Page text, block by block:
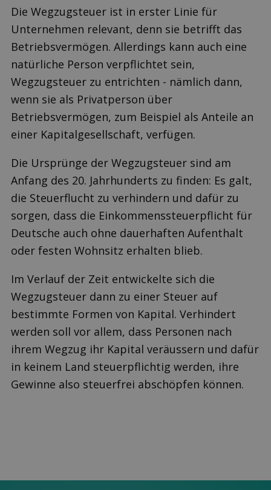
Die Wegzugsteuer ist in erster Linie für
Unternehmen relevant, denn sie betrifft das
Betriebsvermögen. Allerdings kann auch eine
natürliche Person verpflichtet sein,
Wegzugsteuer zu entrichten - nämlich dann,
wenn sie als Privatperson über
Betriebsvermögen, zum Beispiel als Anteile an
einer Kapitalgesellschaft, verfügen.
Die Ursprünge der Wegzugsteuer sind am
Anfang des 20. Jahrhunderts zu finden: Es galt,
die Steuerflucht zu verhindern und dafür zu
sorgen, dass die Einkommenssteuerpflicht für
Deutsche auch ohne dauerhaften Aufenthalt
oder festen Wohnsitz erhalten blieb.
Im Verlauf der Zeit entwickelte sich die
Wegzugsteuer dann zu einer Steuer auf
bestimmte Formen von Kapital. Verhindert
werden soll vor allem, dass Personen nach
ihrem Wegzug ihr Kapital veräussern und dafür
in keinem Land steuerpflichtig werden, ihre
Gewinne also steuerfrei abschöpfen können.